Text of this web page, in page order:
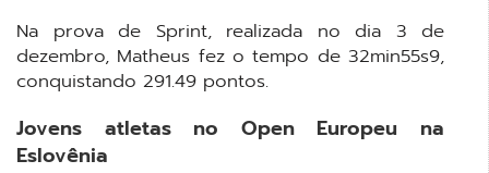
Na prova de Sprint, realizada no dia 3 de
dezembro, Matheus fez o tempo de 32min55s9,
conquistando 291.49 pontos.
Jovens atletas no Open Europeu na
Eslovênia